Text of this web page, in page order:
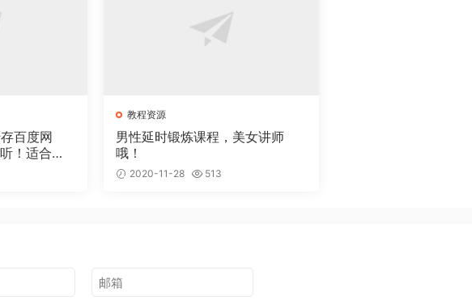
百度网
！适合单
教程资源
男性延时锻炼课程，美女讲师
哦！
2020-11-28 513